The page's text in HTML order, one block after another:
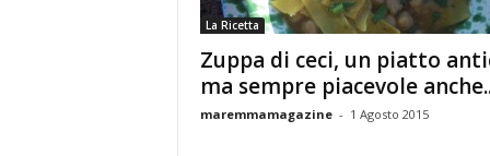
La Ricetta
Zuppa di ceci, un piatto
ma sempre piacevole
maremmamagazine - 1 Agosto 2015